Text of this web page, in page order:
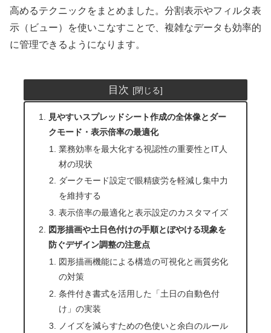
高めるテクニックをまとめました。分割表示やフィルタ表
示（ビュー）を使いこなすことで、複雑なデータも効率的
に管理できるようになります。
目次
見やすいスプレッドシート作成の全体像とダー
クモード・表示倍率の最適化
業務効率を最大化する視認性の重要性とIT人
材の現状
ダークモード設定で眼精疲労を軽減し集中力
を維持する
表示倍率の最適化と表示設定のカスタマイズ
図形描画や土日色付けの手順とぼやける現象を
防ぐデザイン調整の注意点
図形描画機能による構造の可視化と画質劣化
の対策
条件付き書式を活用した「土日の自動色付
け」の実装
ノイズを減らすための色使いと余白のルール